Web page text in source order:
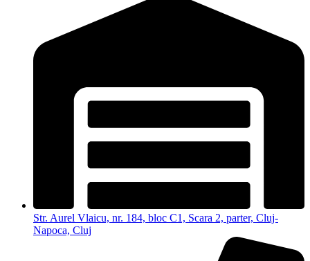
Str. Aurel Vlaicu, nr. 184, bloc C1, Scara 2, parter, Cluj-
Napoca, Cluj